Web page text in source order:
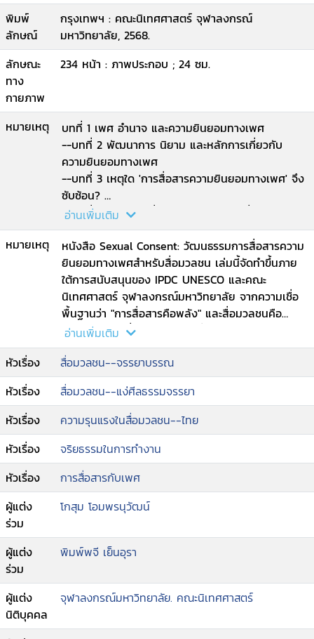
พิมพ์
ลักษณ์
กรุงเทพฯ : คณะนิเทศศาสตร์ จุฬาลงกรณ์
มหาวิทยาลัย, 2568.
ลักษณะ
ทาง
กายภาพ
234 หน้า : ภาพประกอบ ; 24 ซม.
หมายเหตุ
บทที่ 1 เพศ อำนาจ และความยินยอมทางเพศ
--บทที่ 2 พัฒนาการ นิยาม และหลักการเกี่ยวกับ
ความยินยอมทางเพศ
--บทที่ 3 เหตุใด 'การสื่อสารความยินยอมทางเพศ' จึง
ซับซ้อน?
--บทที่ 4 ทักษะการสื่อสารความยินยอมเพื่อสร้าง
วัฒนธรรมความยินยอม
--บทที่ 5 ความยินยอมพร้อมใจทางเพศในสื่อ: มิติ
เนื้อหาและองค์กร
--บทที่ 6 การสร้างวัฒนธรรมความยินยอมในองค์กร
--บทที่ 7 หลักสูตรการฝึกอบรมสื่อมวลชนเพื่อส่งเสริม
วัฒนธรรมการสื่อสารด้วยความยินยอมทางเพศ.
อ่านเพิ่มเติม
หมายเหตุ
หนังสือ Sexual Consent: วัฒนธรรมการสื่อสารความ
ยินยอมทางเพศสำหรับสื่อมวลชน เล่มนี้จัดทำขึ้นภาย
ใต้การสนับสนุนของ IPDC UNESCO และคณะ
นิเทศศาสตร์ จุฬาลงกรณ์มหาวิทยาลัย จากความเชื่อ
พื้นฐานว่า "การสื่อสารคือพลัง" และสื่อมวลชนคือ
สถาบันสำคัญที่มีบทบาทอย่างยิ่งต่อการกำหนดความ
หมาย การตีความ และการสร้างบรรทัดฐานทางสังคม
เกี่ยวกับเรื่องเพศ ในบริบทที่การคุกคามทางเพศยังคง
เป็นปัญหาเชิงโครงสร้างที่ฝังรากลึกในสังคมไทย การ
สร้างความเข้าใจที่ถูกต้องเกี่ยวกับความยินยอมทาง
เพศ (Sexual Consent) ในสื่อจึงไม่ไช่เพียงการพัฒนา
ทักษะรายบุคคลหากแต่เป็นกระบวนการเปลี่ยนผ่าน
วัฒนธรรมสื่อ และสร้างพื้นที่สาธารณะที่ปลอดภัยและ
เท่าเทียมยิ่งขึ้น.
อ่านเพิ่มเติม
หัวเรื่อง
สื่อมวลชน--จรรยาบรรณ
หัวเรื่อง
สื่อมวลชน--แง่ศีลธรรมจรรยา
หัวเรื่อง
ความรุนแรงในสื่อมวลชน--ไทย
หัวเรื่อง
จริยธรรมในการทำงาน
หัวเรื่อง
การสื่อสารกับเพศ
ผู้แต่ง
ร่วม
โกสุม โอมพรนุวัฒน์
ผู้แต่ง
ร่วม
พิมพ์พจี เย็นอุรา
ผู้แต่ง
นิติบุคคล
จุฬาลงกรณ์มหาวิทยาลัย. คณะนิเทศศาสตร์